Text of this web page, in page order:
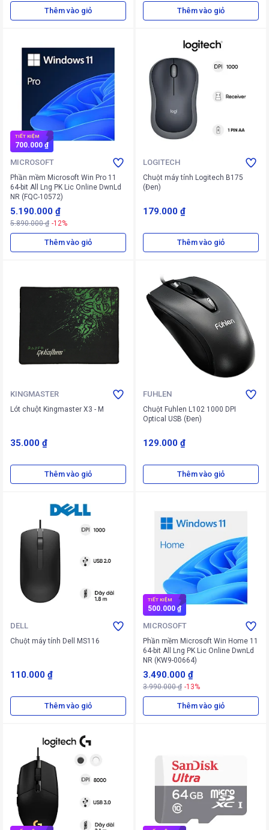
Thêm vào giỏ Thêm vào giỏ
TIẾT KIỆM
700.000 ₫
MICROSOFT
Phần mềm Microsoft Win Pro 11
64-bit All Lng PK Lic Online DwnLd
NR (FQC-10572)
5.190.000 ₫
5.890.000 ₫ -12%
Thêm vào giỏ
LOGITECH
Chuột máy tính Logitech B175
(Đen)
179.000 ₫
Thêm vào giỏ
KINGMASTER
Lót chuột Kingmaster X3 - M
35.000 ₫
Thêm vào giỏ
FUHLEN
Chuột Fuhlen L102 1000 DPI
Optical USB (Đen)
129.000 ₫
Thêm vào giỏ
DELL
Chuột máy tính Dell MS116
110.000 ₫
Thêm vào giỏ
TIẾT KIỆM
500.000 ₫
MICROSOFT
Phần mềm Microsoft Win Home 11
64-bit All Lng PK Lic Online DwnLd
NR (KW9-00664)
3.490.000 ₫
3.990.000 ₫ -13%
Thêm vào giỏ